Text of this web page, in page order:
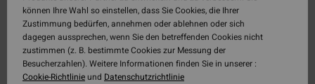
können Ihre Wahl so einstellen, dass Sie Cookies, die Ihrer
Zustimmung bedürfen, annehmen oder ablehnen oder sich
dagegen aussprechen, wenn Sie den betreffenden Cookies nicht
zustimmen (z. B. bestimmte Cookies zur Messung der
Besucherzahlen). Weitere Informationen finden Sie in unserer :
Cookie-Richtlinieund Datenschutzrichtlinie